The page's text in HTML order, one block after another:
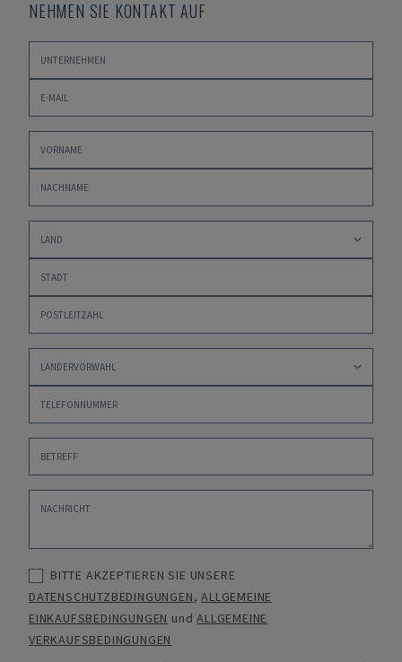
NEHMEN SIE KONTAKT AUF
BITTE AKZEPTIEREN SIE UNSERE
DATENSCHUTZBEDINGUNGEN,ALLGEMEINE
EINKAUFSBEDINGUNGEN undALLGEMEINE
VERKAUFSBEDINGUNGEN